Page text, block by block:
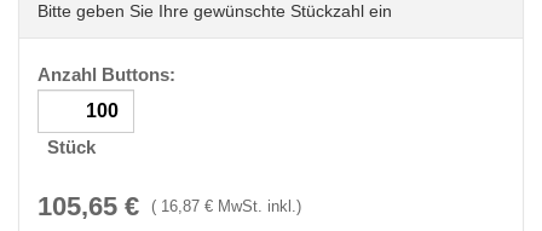
Bitte geben Sie Ihre gewünschte Stückzahl ein
Anzahl Buttons:
Stück
105,65 € ( 16,87 € MwSt. inkl.)